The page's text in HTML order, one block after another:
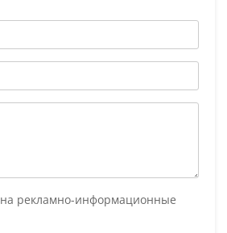
на рекламно-информационные